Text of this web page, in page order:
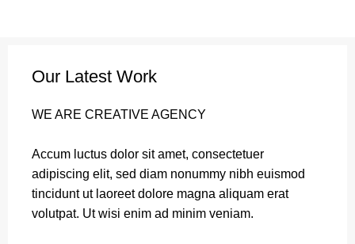
Our Latest Work
WE ARE CREATIVE AGENCY
Accum luctus dolor sit amet, consectetuer
adipiscing elit, sed diam nonummy nibh euismod
tincidunt ut laoreet dolore magna aliquam erat
volutpat. Ut wisi enim ad minim veniam.